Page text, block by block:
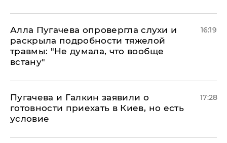
Алла Пугачева опровергла слухи и
раскрыла подробности тяжелой
травмы: "Не думала, что вообще
встану"
16:19
Пугачева и Галкин заявили о
готовности приехать в Киев, но есть
условие
17:28